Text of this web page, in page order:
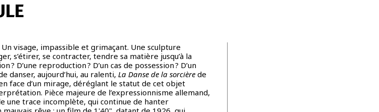
visage, impassible et grimaçant. Une sculpture
s’étirer, se contracter, tendre sa matière jusqu’à la
? D’une reproduction ? D’un cas de possession ? D’un
danser, aujourd’hui, au ralenti, La Danse de la sorcière de
face d’un mirage, déréglant le statut de cet objet
Pièce majeure de l’expressionnisme allemand,
une trace incomplète, qui continue de hanter